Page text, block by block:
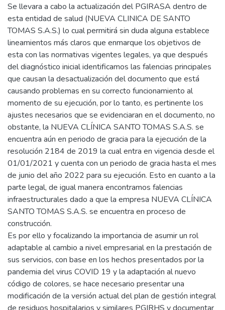
Se llevara a cabo la actualización del PGIRASA dentro de
esta entidad de salud (NUEVA CLINICA DE SANTO
TOMAS S.A.S.) lo cual permitirá sin duda alguna establece
lineamientos más claros que enmarque los objetivos de
esta con las normativas vigentes legales, ya que después
del diagnóstico inicial identificamos las falencias principales
que causan la desactualización del documento que está
causando problemas en su correcto funcionamiento al
momento de su ejecución, por lo tanto, es pertinente los
ajustes necesarios que se evidenciaran en el documento, no
obstante, la NUEVA CLÍNICA SANTO TOMAS S.A.S. se
encuentra aún en periodo de gracia para la ejecución de la
resolución 2184 de 2019 la cual entra en vigencia desde el
01/01/2021 y cuenta con un periodo de gracia hasta el mes
de junio del año 2022 para su ejecución. Esto en cuanto a la
parte legal, de igual manera encontramos falencias
infraestructurales dado a que la empresa NUEVA CLÍNICA
SANTO TOMAS S.A.S. se encuentra en proceso de
construcción.
Es por ello y focalizando la importancia de asumir un rol
adaptable al cambio a nivel empresarial en la prestación de
sus servicios, con base en los hechos presentados por la
pandemia del virus COVID 19 y la adaptación al nuevo
código de colores, se hace necesario presentar una
modificación de la versión actual del plan de gestión integral